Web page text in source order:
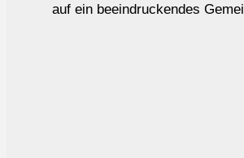
auf ein beeindruckendes